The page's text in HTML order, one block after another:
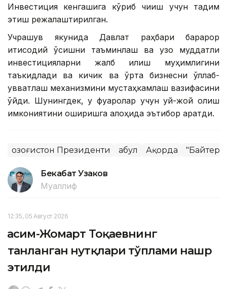
Инвестиция кенгашига кўриб чиқиш учун тақдим
этиш режалаштирилган.
Учрашув якунида Давлат раҳбари барқарор
иқтисодий ўсишни таъминлаш ва узоқ муддатли
инвестицияларни жалб қилиш муҳимлигини
таъкидлади ва кичик ва ўрта бизнесни қўллаб-
қувватлаш механизмини мустаҳкамлаш вазифасини
қўйди. Шунингдек, у фуқаролар учун уй-жой олиш
имкониятини оширишга алоҳида эътибор қаратди.
Қозоғистон Президенти Қабул Ақорда
Бекабат Узаков
Муаллиф
12:35, 05 Август 2026
Қасим-Жомарт Тоқаевнинг
танланган нутқлари тўплами нашр
этилди